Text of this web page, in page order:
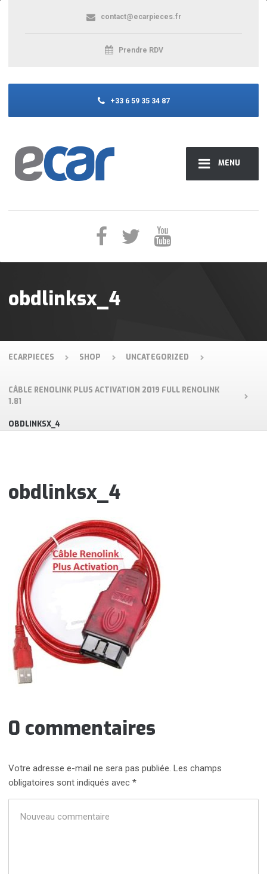
MENU
contact@ecarpieces.fr
Prendre RDV
+33 6 59 35 34 87
obdlinksx_4
ECARPIECES SHOP UNCATEGORIZED
CÂBLE RENOLINK PLUS ACTIVATION 2019 FULL RENOLINK
1.81
OBDLINKSX_4
obdlinksx_4
0 commentaires
Votre adresse e-mail ne sera pas publiée. Les champs
obligatoires sont indiqués avec*
commentaire*